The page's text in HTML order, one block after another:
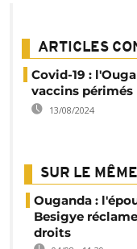
ARTICLES
Covid-19 :
vaccins périmés
13/08/2024
SUR LE
Ouganda :
Besigye
droits